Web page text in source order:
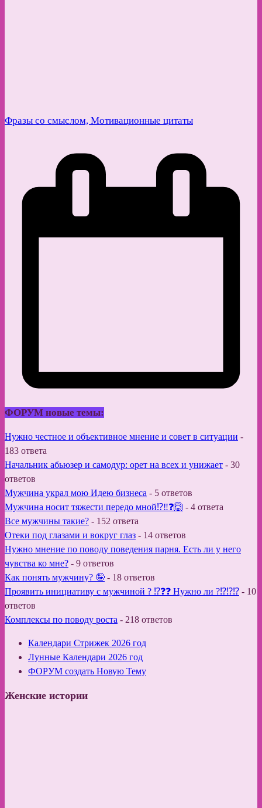
Фразы со смыслом, Мотивационные цитаты
ФОРУМ новые темы:
Нужно честное и объективное мнение и совет в ситуации -
183 ответа
Начальник абьюзер и самодур: орет на всех и унижает - 30
ответов
Мужчина украл мою Идею бизнеса - 5 ответов
Мужчина носит тяжести передо мной⁉️‼️❓🙆 - 4 ответа
Все мужчины такие? - 152 ответа
Отеки под глазами и вокруг глаз - 14 ответов
Нужно мнение по поводу поведения парня. Есть ли у него
чувства ко мне? - 9 ответов
Как понять мужчину? 🤪 - 18 ответов
Проявить инициативу с мужчиной ? ⁉️❓❓ Нужно ли ?⁉️⁉️⁉️ - 10
ответов
Комплексы по поводу роста - 218 ответов
Календари Стрижек 2026 год
Лунные Календари 2026 год
ФОРУМ создать Новую Тему
Женские истории